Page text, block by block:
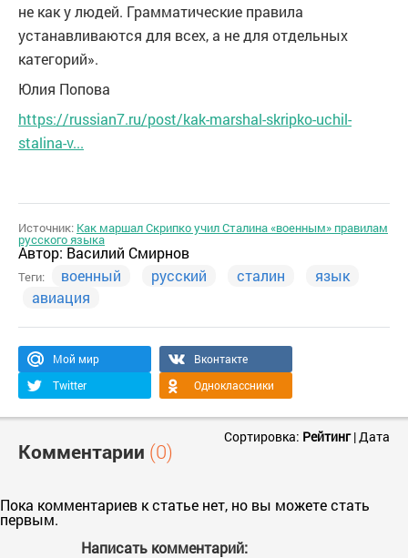
не как у людей. Грамматические правила
устанавливаются для всех, а не для отдельных
категорий».
Юлия Попова
https://russian7.ru/post/kak-marshal-skripko-uchil-
stalina-v...
Источник: Как маршал Скрипко учил Сталина «военным» правилам
русского языка
Автор: Василий Смирнов
Теги: военный русский сталин
язык
авиация
Мой мир
Вконтакте
Twitter
Одноклассники
Комментарии (0)
Сортировка: Рейтинг|Дата
Пока комментариев к статье нет, но вы можете стать
первым.
Написать комментарий: